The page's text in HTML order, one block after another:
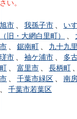
さい。
旭市 我孫子市 い
（旧・大網白里町）
市
鋸南町 九十九
瑳市
袖ケ浦市 多
町
富里市 長柄町
市
千葉市緑区 南
千葉市若葉区